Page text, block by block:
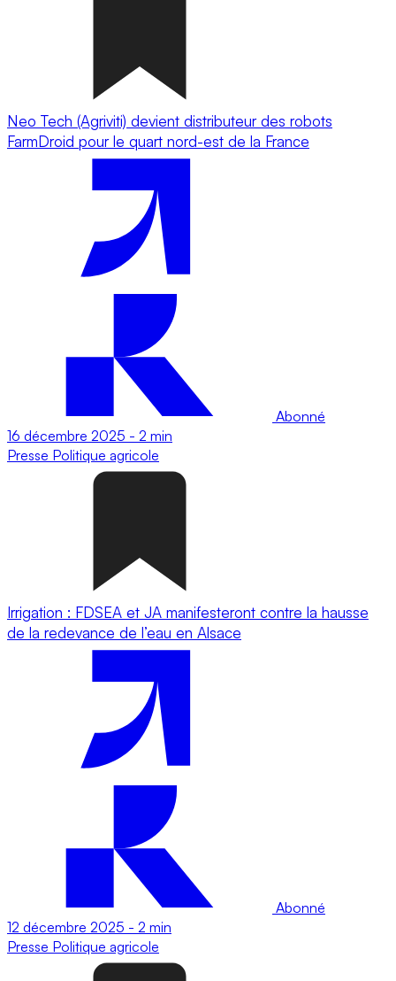
Neo Tech (Agriviti) devient distributeur des robots
FarmDroid pour le quart nord-est de la France
Abonné
16 décembre 2025 - 2 min
Presse Politique agricole
Irrigation : FDSEA et JA manifesteront contre la hausse
de la redevance de l’eau en Alsace
Abonné
12 décembre 2025 - 2 min
Presse Politique agricole